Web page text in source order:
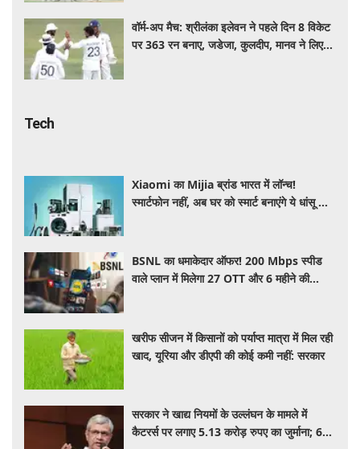
वॉर्म-अप मैच: श्रीलंका इलेवन ने पहले दिन 8 विकेट
पर 363 रन बनाए, जडेजा, कुलदीप, मानव ने लिए
Tech
Xiaomi का Mijia ब्रांड भारत में लॉन्च!
स्मार्टफोन नहीं, अब घर को स्मार्ट बनाएंगे ये धांसू होम
BSNL का धमाकेदार ऑफर! 200 Mbps स्पीड
वाले प्लान में मिलेगा 27 OTT और 6 महीने की
खरीफ सीजन में किसानों को पर्याप्त मात्रा में मिल रही
खाद, यूरिया और डीएपी की कोई कमी नहीं: सरकार
सरकार ने खाद्य नियमों के उल्लंघन के मामले में
कैटरर्स पर लगाए 5.13 करोड़ रुपए का जुर्माना; 6